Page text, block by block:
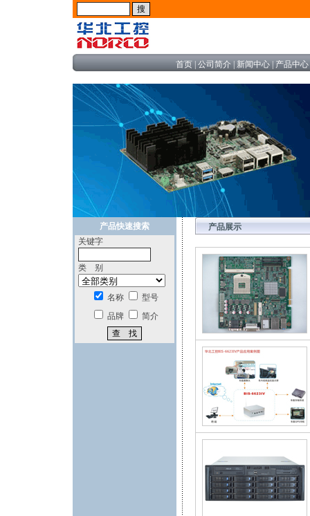
首页 公司简介 新闻中心 产品中心
产品快速搜索
关键字
类 别
名称
型号
品牌
简介
产品展示